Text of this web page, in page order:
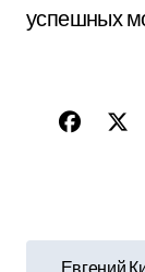
успешных
Евгений